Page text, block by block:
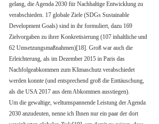
gelang, die Agenda 2030 für Nachhaltige Entwicklung zu
verabschieden. 17 globale Ziele (SDGs Sustainable
Development Goals) sind in ihr formuliert, dazu 169
Zielvorgaben zu ihrer Konkretisierung (107 inhaltliche und
62 Umsetzungsmaßnahmen)[18]. Groß war auch die
Erleichterung, als im Dezember 2015 in Paris das
Nachfolgeabkommen zum Klimaschutz verabschiedet
werden konnte (und entsprechend groß die Enttäuschung,
als die USA 2017 aus dem Abkommen ausstiegen).
Um die gewaltige, weltumspannende Leistung der Agenda
2030 anzudeuten, nenne ich Ihnen nur ein paar der dort